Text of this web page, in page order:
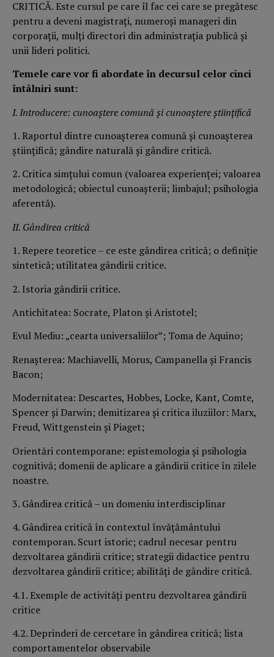
CRITICĂ. Este cursul pe care îl fac cei care se pregătesc
pentru a deveni magistraţi, numeroşi manageri din
corporaţii, mulţi directori din administraţia publică şi
unii lideri politici.
Temele care vor fi abordate în decursul celor cinci
întâlniri sunt:
I. Introducere: cunoaştere comună şi cunoaştere ştiinţifică
1. Raportul dintre cunoaşterea comună şi cunoaşterea
ştiinţifică; gândire naturală şi gândire critică.
2. Critica simţului comun (valoarea experienţei; valoarea
metodologică; obiectul cunoaşterii; limbajul; psihologia
aferentă).
II. Gândirea critică
1. Repere teoretice – ce este gândirea critică; o definiţie
sintetică; utilitatea gândirii critice.
2. Istoria gândirii critice.
Antichitatea: Socrate, Platon şi Aristotel;
Evul Mediu: „cearta universaliilor”; Toma de Aquino;
Renaşterea: Machiavelli, Morus, Campanella şi Francis
Bacon;
Modernitatea: Descartes, Hobbes, Locke, Kant, Comte,
Spencer şi Darwin; demitizarea şi critica iluziilor: Marx,
Freud, Wittgenstein şi Piaget;
Orientări contemporane: epistemologia şi psihologia
cognitivă; domenii de aplicare a gândirii critice în zilele
noastre.
3. Gândirea critică – un domeniu interdisciplinar
4. Gândirea critică în contextul învăţământului
contemporan. Scurt istoric; cadrul necesar pentru
dezvoltarea gândirii critice; strategii didactice pentru
dezvoltarea gândirii critice; abilităţi de gândire critică.
4.1. Exemple de activităţi pentru dezvoltarea gândirii
critice
4.2. Deprinderi de cercetare în gândirea critică; lista
comportamentelor observabile